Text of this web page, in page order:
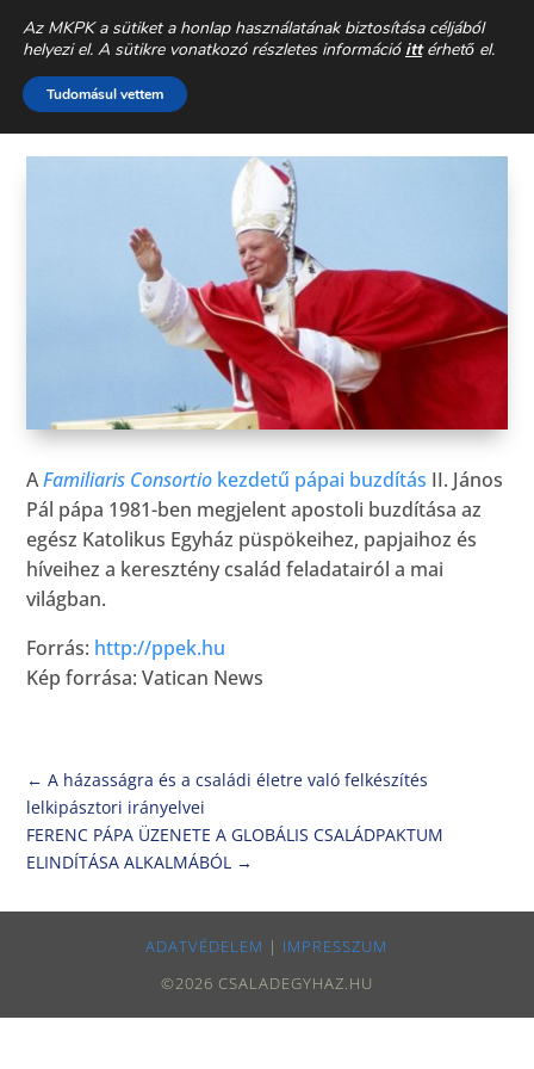
CSALÁDEGYHÁZ» CSALÁDPASZTORÁCIÓ»DOKUMENTUMOK A
HÁZASSÁGRÓL ÉS A CSALÁDRÓL»
FAMILIARIS CONSORTIO
AFamiliaris Consortio kezdetű pápai buzdítás II. János
Pál pápa 1981-ben megjelent apostoli buzdítása az
egész Katolikus Egyház püspökeihez, papjaihoz és
híveihez a keresztény család feladatairól a mai
világban.
Forrás: http://ppek.hu
Kép forrása: Vatican News
←A házasságra és a családi életre való felkészítés
lelkipásztori irányelvei
FERENC PÁPA ÜZENETE A GLOBÁLIS CSALÁDPAKTUM
ELINDÍTÁSA ALKALMÁBÓL →
ADATVÉDELEM | IMPRESSZUM
©2026 CSALADEGYHAZ.HU
Az MKPK a sütiket a honlap használatának biztosítása céljából
helyezi el. A sütikre vonatkozó részletes információ ittérhető el.
Tudomásul vettem